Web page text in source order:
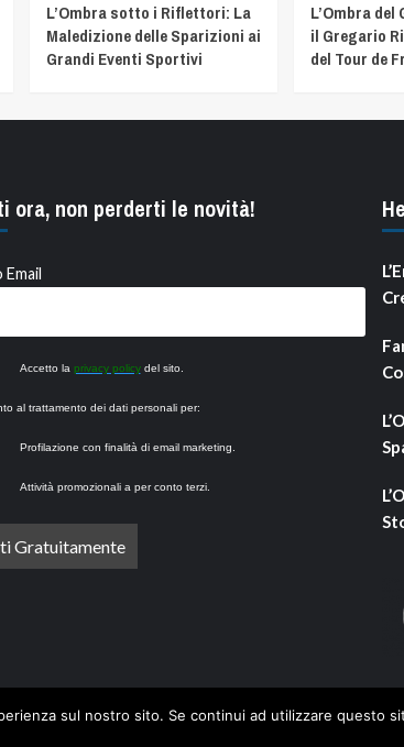
L’Ombra sotto i Riflettori: La
Maledizione delle Sparizioni ai
Grandi Eventi Sportivi
L’Ombra
il Gregario
del Tour de
ora, non perderti le novità!
Accetto la privacy policydel sito.
al trattamento dei dati personali per:
Profilazione con finalità di email marketing.
Attività promozionali a per conto terzi.
sul nostro sito. Se continui ad utilizzare questo